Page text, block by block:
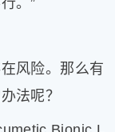
。”
风险。那么有
法呢？